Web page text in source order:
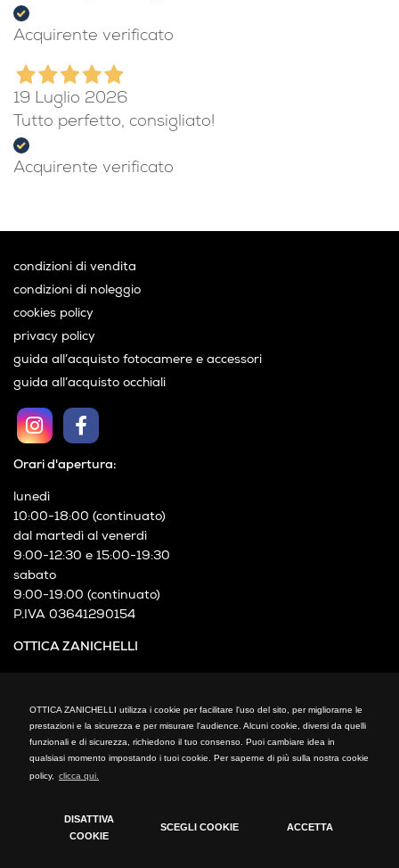
OTTICA ZANICHELLI utilizza i cookie per facilitare l'uso del sito, per migliorarne le
prestazioni e la sicurezza e per misurare l'audience. Alcuni cookie, diversi da quelli
funzionali e di sicurezza, richiedono il tuo consenso. Puoi cambiare idea in
qualsiasi momento impostando i tuoi cookie. Per saperne di più sulla nostra cookie
policy, clicca qui.
DISATTIVA
COOKIE
SCEGLI COOKIE ACCETTA
Acquirente verificato
19 Luglio 2026
Tutto perfetto, consigliato!
Acquirente verificato
OTTICA ZANICHELLI
fax: +39 02 66300794
mail: info@otticazanichelli.it
Orari d'apertura:
lunedì
10:00-18:00 (continuato)
dal martedì al venerdì
9:00-12:30 e 15:00-19:30
sabato
9:00-19:00 (continuato)
P.IVA 03641290154
condizioni di vendita
condizioni di noleggio
cookies policy
privacy policy
guida all’acquisto fotocamere e accessori
guida all’acquisto occhiali